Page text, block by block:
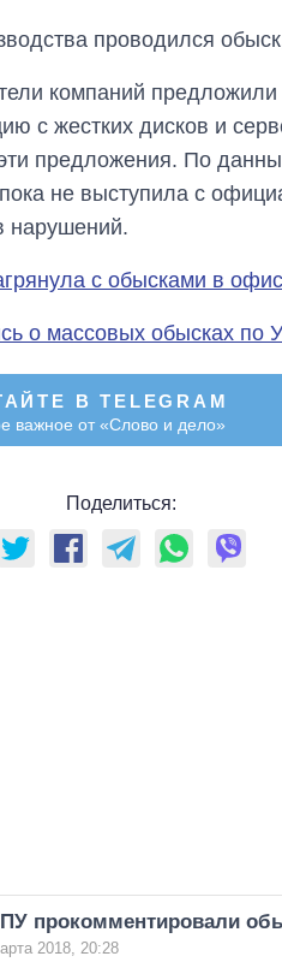
проводился
компаний предложили
с жестких дисков и
предложения. По
не выступила с
нарушений.
с обысками в
о массовых обысках по
В TELEGRAM
важное от «Слово и дело»
Поделиться:
прокомментировали
2018, 20:28